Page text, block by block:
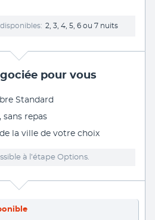
2, 3, 4, 5, 6 ou 7 nuits
pour vous
Standard
sans repas
la ville de votre choix
à l’étape Options.